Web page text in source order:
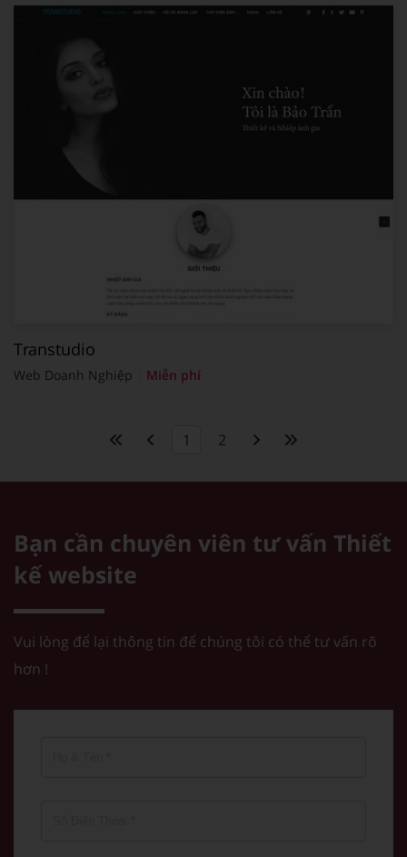
Transtudio
Web Doanh Nghiệp Miễn phí
1 2
Bạn cần chuyên viên tư vấn Thiết
kế website
Vui lòng để lại thông tin để chúng tôi có thể tư vấn rõ
hơn !